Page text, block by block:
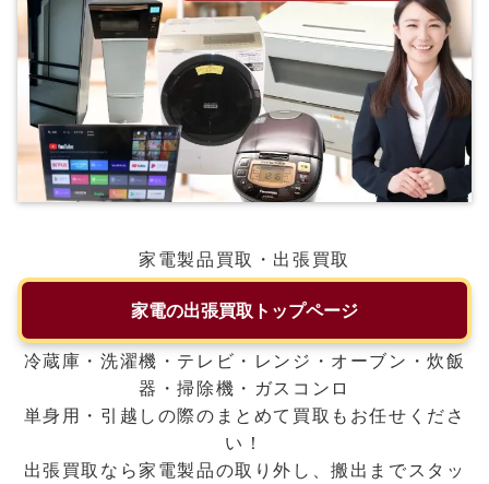
家電製品買取・出張買取
家電の出張買取トップページ
冷蔵庫・洗濯機・テレビ・レンジ・オーブン・炊飯
器・掃除機・ガスコンロ
単身用・引越しの際のまとめて買取もお任せくださ
い！
出張買取なら家電製品の取り外し、搬出までスタッ